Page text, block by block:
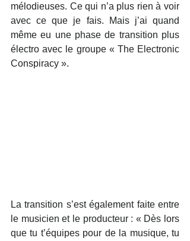
mélodieuses. Ce qui n’a plus rien à voir
avec ce que je fais. Mais j’ai quand
même eu une phase de transition plus
électro avec le groupe « The Electronic
Conspiracy ».
La transition s’est également faite entre
le musicien et le producteur : « Dès lors
que tu t’équipes pour de la musique, tu